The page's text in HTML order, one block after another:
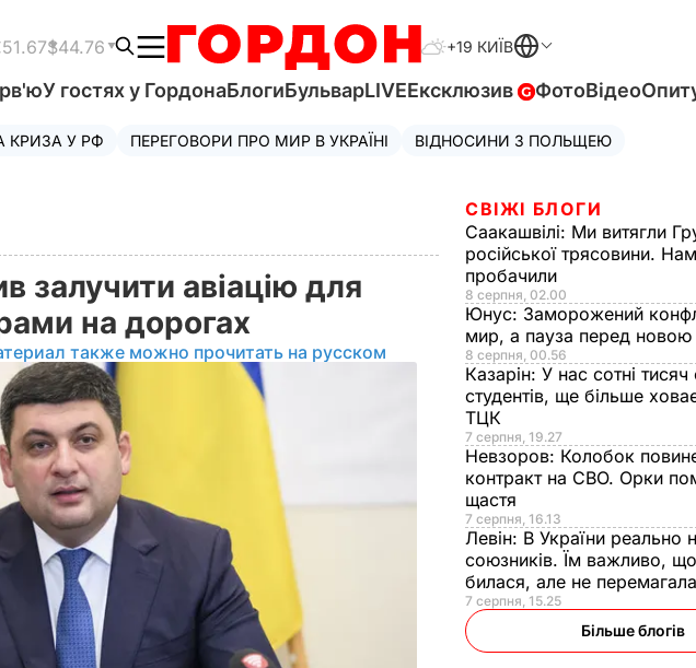
$44.76 +19 КИЇВ
У гостях у ГордонаБлогиБульварLIVEЕксклюзив ФотоВідео
КРИЗА У РФ ПЕРЕГОВОРИ ПРО МИР В УКРАЇНІ ВІДНОСИНИ З ПОЛЬЩЕЮ
залучити авіацію для
на дорогах
также можно прочитать на русском
СВІЖІ БЛОГИ
Саакашвілі: Ми витягли
російської трясовини.
пробачили
8 серпня, 02.00
Юнус: Заморожений
мир, а пауза перед
8 серпня, 00.56
Казарін: У нас сотні тисяч
студентів, ще більше
ТЦК
7 серпня, 19.27
Невзоров: Колобок
контракт на СВО. Орки
щастя
7 серпня, 16.13
Левін: В України реально
союзників. Їм важливо,
билася, але не перемагала
7 серпня, 15.25
Більше блогів